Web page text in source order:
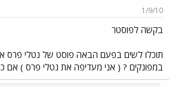
ו
ש
א
1/9/10
בקשה לפוסטר
תוכלו לשים בפעם הבאה פוסט של נטלי
במפונקים ? ( אני מעדיפה את נטלי פרס ) אם